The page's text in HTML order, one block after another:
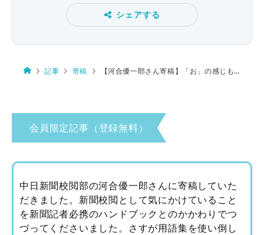
シェアする
記事 寄稿 【河合優一郎さん寄稿】「お」の感じも変わりゆく
会員限定記事（登録無料）
中日新聞校閲部の河合優一郎さんに寄稿していた
だきました。新聞校閲として気にかけていること
を新聞記者必携のハンドブックとのかかわりでつ
づってくださいました。さすが用語集を使い倒し